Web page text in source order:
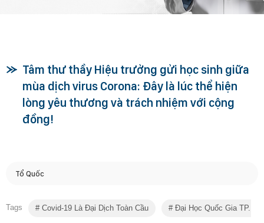
Tâm thư thầy Hiệu trưởng gửi học sinh giữa
mùa dịch virus Corona: Đây là lúc thể hiện
lòng yêu thương và trách nhiệm với cộng
đồng!
Tổ Quốc
Tags Covid-19 Là Đại Dịch Toàn Cầu Đại Học Quốc Gia